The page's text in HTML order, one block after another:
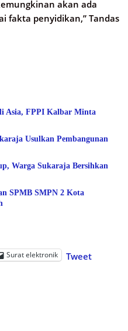
akan ada
fakta penyidikan,” Tandas
Asia, FPPI Kalbar Minta
Usulkan Pembangunan
Warga Sukaraja Bersihkan
SPMB SMPN 2 Kota
Surat elektronik Tweet